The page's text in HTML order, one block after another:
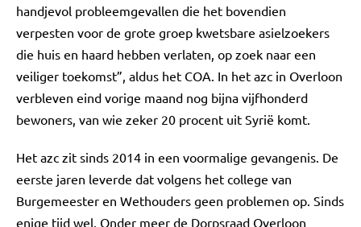
handjevol probleemgevallen die het bovendien
verpesten voor de grote groep kwetsbare asielzoekers
die huis en haard hebben verlaten, op zoek naar een
veiliger toekomst”, aldus het COA. In het azc in Overloon
verbleven eind vorige maand nog bijna vijfhonderd
bewoners, van wie zeker 20 procent uit Syrië komt.
Het azc zit sinds 2014 in een voormalige gevangenis. De
eerste jaren leverde dat volgens het college van
Burgemeester en Wethouders geen problemen op. Sinds
enige tijd wel. Onder meer de Dorpsraad Overloon